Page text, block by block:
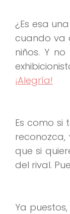
¿Es esa
cuando va
niños. Y
¡Alegría!
Es como
reconozca,
que si
del rival.
Ya